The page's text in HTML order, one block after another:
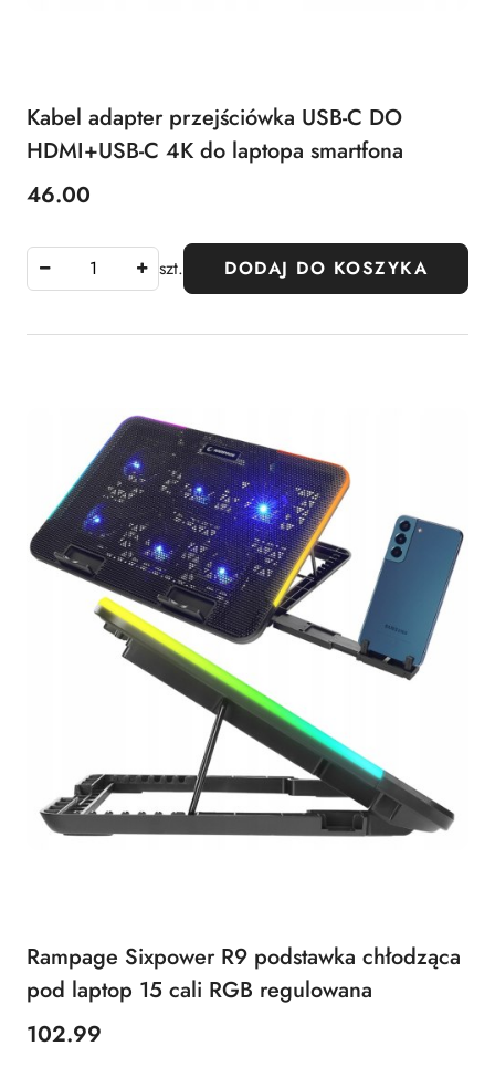
Kabel adapter przejściówka USB-C DO
HDMI+USB-C 4K do laptopa smartfona
Cena:
46.00
szt. DODAJ DO KOSZYKA
Rampage Sixpower R9 podstawka chłodząca
pod laptop 15 cali RGB regulowana
Cena:
102.99